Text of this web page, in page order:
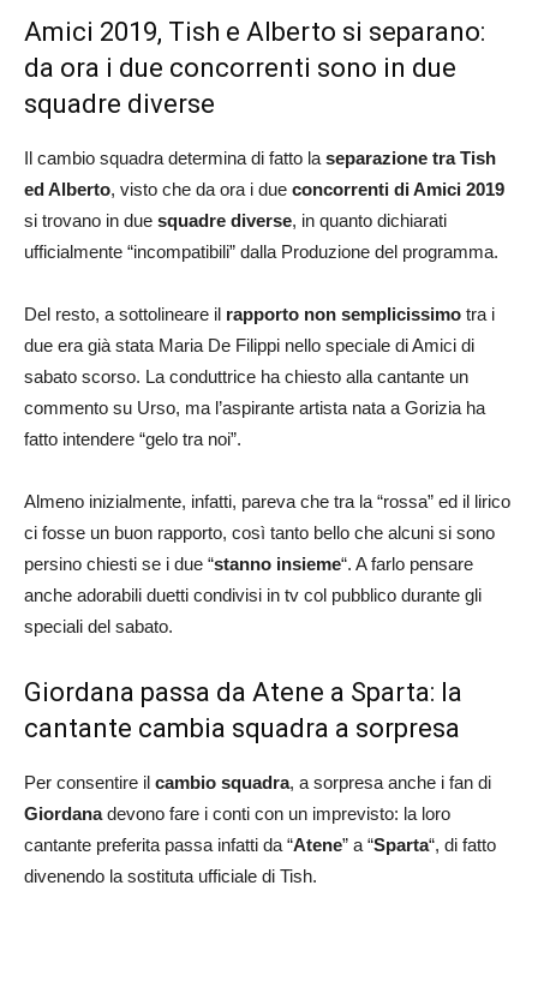
Amici 2019, Tish e Alberto si separano:
da ora i due concorrenti sono in due
squadre diverse
Il cambio squadra determina di fatto la separazione tra Tish
ed Alberto, visto che da ora i due concorrenti di Amici 2019
si trovano in due squadre diverse, in quanto dichiarati
ufficialmente “incompatibili” dalla Produzione del programma.
Del resto, a sottolineare il rapporto non semplicissimo tra i
due era già stata Maria De Filippi nello speciale di Amici di
sabato scorso. La conduttrice ha chiesto alla cantante un
commento su Urso, ma l’aspirante artista nata a Gorizia ha
fatto intendere “gelo tra noi”.
Almeno inizialmente, infatti, pareva che tra la “rossa” ed il lirico
ci fosse un buon rapporto, così tanto bello che alcuni si sono
persino chiesti se i due “stanno insieme“. A farlo pensare
anche adorabili duetti condivisi in tv col pubblico durante gli
speciali del sabato.
Giordana passa da Atene a Sparta: la
cantante cambia squadra a sorpresa
Per consentire il cambio squadra, a sorpresa anche i fan di
Giordanadevono fare i conti con un imprevisto: la loro
cantante preferita passa infatti da “Atene” a “Sparta“, di fatto
divenendo la sostituta ufficiale di Tish.